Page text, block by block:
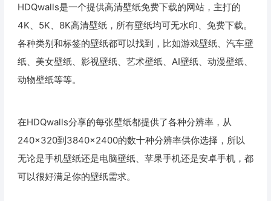
HDQwalls是一个提供高清壁纸免费下载的网站，主打的
4K、5K、8K高清壁纸，所有壁纸均可无水印、免费下载。
各种类别和标签的壁纸都可以找到，比如游戏壁纸、汽车壁
纸、美女壁纸、影视壁纸、艺术壁纸、AI壁纸、动漫壁纸、
动物壁纸等等。
在HDQwalls分享的每张壁纸都提供了各种分辨率，从
240×320到3840×2400的数十种分辨率供你选择，所以
无论是手机壁纸还是电脑壁纸、苹果手机还是安卓手机，都
可以很好满足你的壁纸需求。